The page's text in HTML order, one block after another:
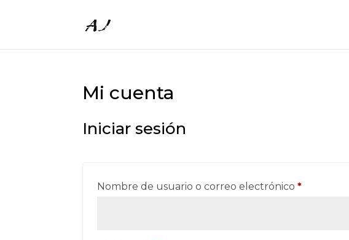
Mi cuenta
Iniciar sesión
Nombre de usuario o correo electrónico*Requerido